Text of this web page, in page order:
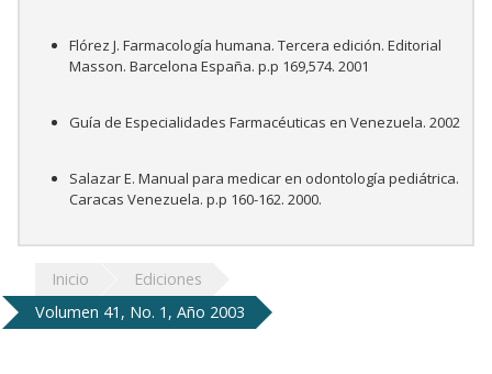
Flórez J. Farmacología humana. Tercera edición. Editorial
Masson. Barcelona España. p.p 169,574. 2001
Guía de Especialidades Farmacéuticas en Venezuela. 2002
Salazar E. Manual para medicar en odontología pediátrica.
Caracas Venezuela. p.p 160-162. 2000.
Inicio
Ediciones
Volumen 41, No. 1, Año 2003